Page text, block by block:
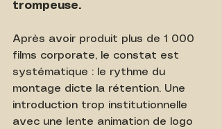
trompeuse.
Après avoir produit plus de 1 000
films corporate, le constat est
systématique : le rythme du
montage dicte la rétention. Une
introduction trop institutionnelle
avec une lente animation de logo